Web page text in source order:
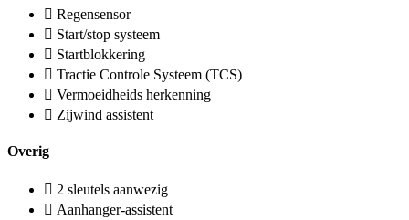
Regensensor
Start/stop systeem
Startblokkering
Tractie Controle Systeem (TCS)
Vermoeidheids herkenning
Zijwind assistent
Overig
2 sleutels aanwezig
Aanhanger-assistent